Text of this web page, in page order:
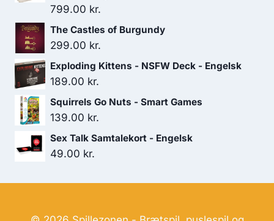
799.00 kr.
The Castles of Burgundy
299.00 kr.
Exploding Kittens - NSFW Deck - Engelsk
189.00 kr.
Squirrels Go Nuts - Smart Games
139.00 kr.
Sex Talk Samtalekort - Engelsk
49.00 kr.